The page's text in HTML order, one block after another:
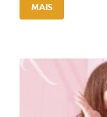
MAIS